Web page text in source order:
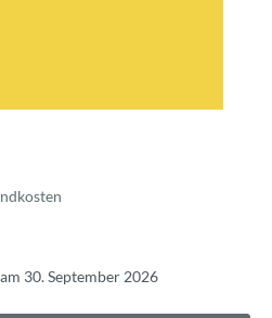
30. September 2026